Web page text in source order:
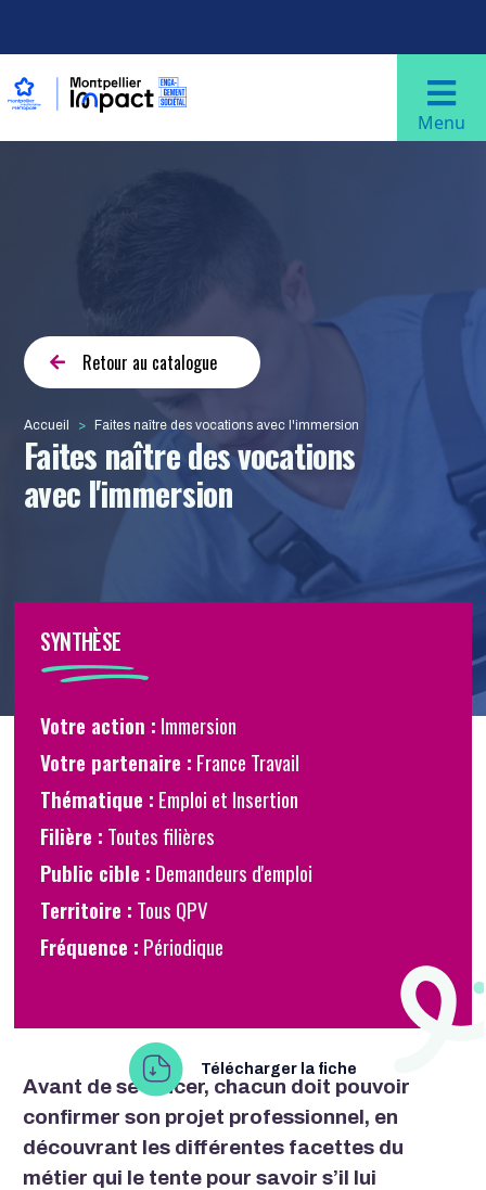
Navigation principale
Menu
Retour au catalogue
Accueil Faites naître des vocations avec l'immersion
Faites naître des vocations
avec l'immersion
Avant de se lancer, chacun doit pouvoir
confirmer son projet professionnel, en
découvrant les différentes facettes du
métier qui le tente pour savoir s’il lui
SYNTHÈSE
Votre action : Immersion
Votre partenaire : Partenaire
France Travail
Thématique : Emploi et Insertion
Filière : Toutes filières
Public cible : Demandeurs d'emploi
Territoire : Tous QPV
Fréquence : Périodique
Télécharger la fiche